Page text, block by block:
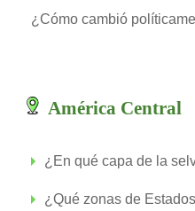
¿Cómo cambió
América Central
¿En qué capa de la
¿Qué zonas de